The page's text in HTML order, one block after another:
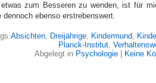
etwas zum Besseren zu wenden, ist für
dennoch ebenso erstrebenswert.
Absichten, Dreijährige, Kindermund,
Planck-Institut,
Abgelegt in Psychologie| Keine